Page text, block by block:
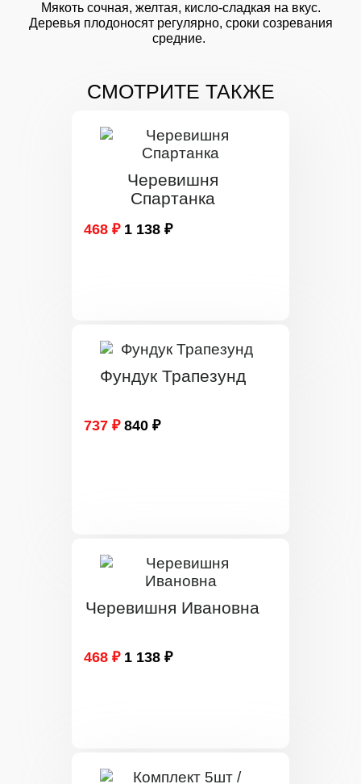
Мякоть сочная, желтая, кисло-сладкая на вкус.
Деревья плодоносят регулярно, сроки созревания
средние.
СМОТРИТЕ ТАКЖЕ
Черевишня
Спартанка
468 ₽ 1 138 ₽
Фундук Трапезунд
737 ₽ 840 ₽
Черевишня Ивановна
468 ₽ 1 138 ₽